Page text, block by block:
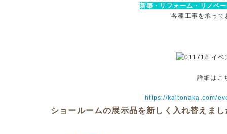
新築・リフォーム・リノベ
各種工事を承って
詳細はこ
https://kaitonaka.com/
ショールームの展示品を新しく入れ替えまし